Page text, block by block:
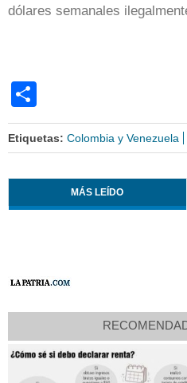
dólares semanales
Etiquetas: Colombia y Venezuela
MÁS LEÍDO